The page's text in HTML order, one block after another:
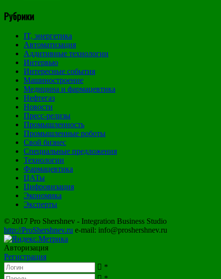
Рубрики
IT, энергетика
Автоматизация
Аддитивные технологии
Интервью
Интересные события
Машиностроение
Медицина и фармацевтика
Нефтегаз
Новости
Пресс-релизы
Промышленность
Промышленные роботы
Свой бизнес
Специальные предложения
Технологии
Фармацевтика
ЦАТы
Цифровизация
Экономика
Эксперты
© 2017 Pro Shershnev - Integration Business Studio
http://ProShershnev.ru e-mail: info@proshershnev.ru
Авторизация
Регистрация
*